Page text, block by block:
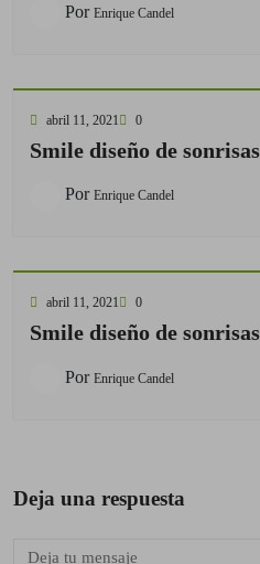
Por Enrique Candel
abril 11, 2021 0
Smile diseño de
Por Enrique Candel
abril 11, 2021 0
Smile diseño de
Por Enrique Candel
Deja una respuesta